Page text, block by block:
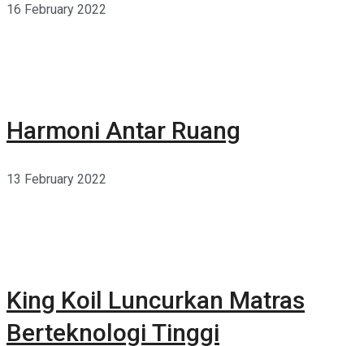
16 February 2022
Harmoni Antar Ruang
13 February 2022
King Koil Luncurkan Matras
Berteknologi Tinggi